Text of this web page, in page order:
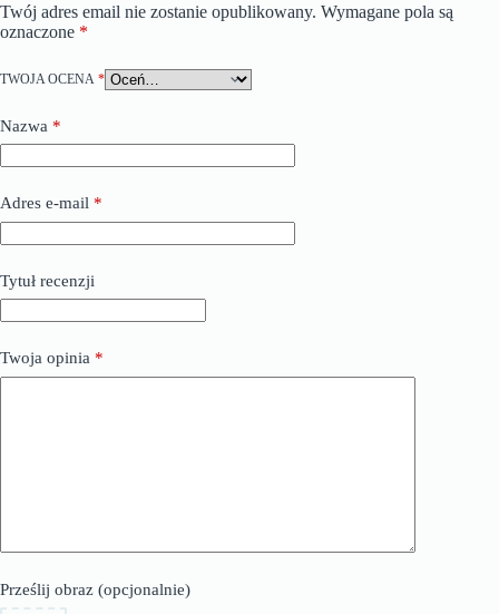
Twój adres email nie zostanie opublikowany. Wymagane pola są
oznaczone *
TWOJA OCENA *
Nazwa *
Adres e-mail *
Tytuł recenzji
Twoja opinia *
Prześlij obraz (opcjonalnie)